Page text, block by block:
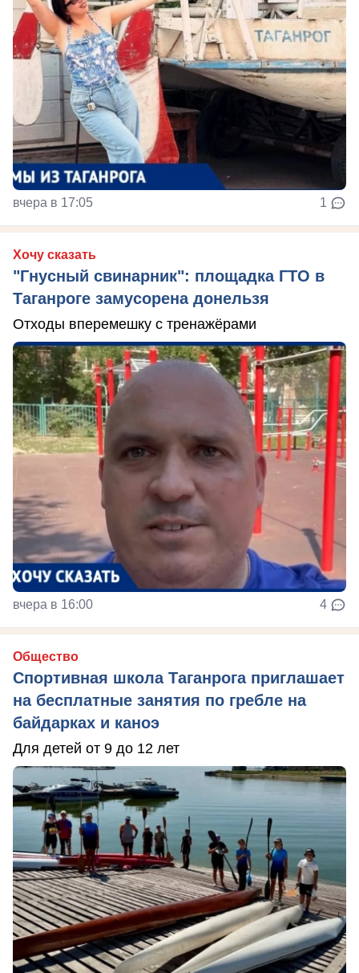
вчера в 17:05 1
Хочу сказать
"Гнусный свинарник": площадка ГТО в
Таганроге замусорена донельзя
Отходы вперемешку с тренажёрами
вчера в 16:00 4
Общество
Спортивная школа Таганрога приглашает
на бесплатные занятия по гребле на
байдарках и каноэ
Для детей от 9 до 12 лет